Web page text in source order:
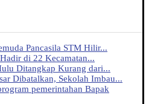
Pancasila STM Hilir...
di 22 Kecamatan...
Ditangkap Kurang dari...
Dibatalkan, Sekolah Imbau...
pemerintahan Bapak